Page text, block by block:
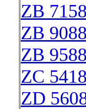
ZB
ZB
ZB
ZC
ZD